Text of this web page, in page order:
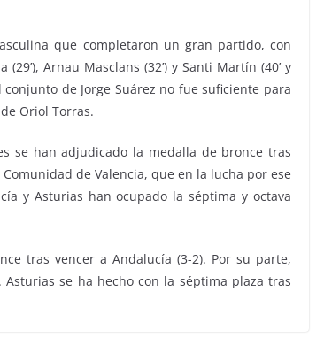
que completaron un gran partido, con
(29’), Arnau Masclans (32’) y Santi Martín (40’ y
de Jorge Suárez no fue suficiente para
Oriol Torras.
se han adjudicado la medalla de bronce tras
de Valencia, que en la lucha por ese
y Asturias han ocupado la séptima y octava
tras vencer a Andalucía (3-2). Por su parte,
se ha hecho con la séptima plaza tras